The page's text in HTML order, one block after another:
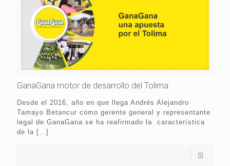
GanaGana motor de desarrollo del Tolima
Desde el 2016, año en que llega Andrés Alejandro
Tamayo Betancur como gerente general y representante
legal de GanaGana se ha reafirmado la característica
de la […]